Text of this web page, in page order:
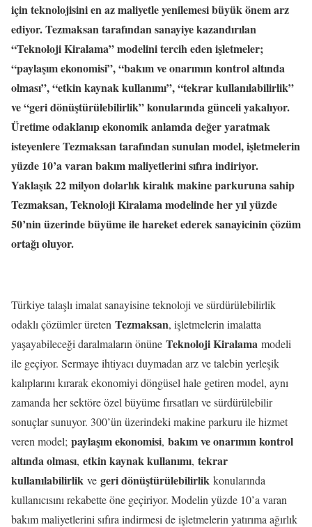
için teknolojisini en az maliyetle yenilemesi büyük önem arz
ediyor. Tezmaksan tarafından sanayiye kazandırılan
“Teknoloji Kiralama” modelini tercih eden işletmeler;
“paylaşım ekonomisi”, “bakım ve onarımın kontrol altında
olması”, “etkin kaynak kullanımı”, “tekrar kullanılabilirlik”
ve “geri dönüştürülebilirlik” konularında günceli yakalıyor.
Üretime odaklanıp ekonomik anlamda değer yaratmak
isteyenlere Tezmaksan tarafından sunulan model, işletmelerin
yüzde 10’a varan bakım maliyetlerini sıfıra indiriyor.
Yaklaşık 22 milyon dolarlık kiralık makine parkuruna sahip
Tezmaksan, Teknoloji Kiralama modelinde her yıl yüzde
50’nin üzerinde büyüme ile hareket ederek sanayicinin çözüm
ortağı oluyor.
Türkiye talaşlı imalat sanayisine teknoloji ve sürdürülebilirlik
odaklı çözümler üreten Tezmaksan, işletmelerin imalatta
yaşayabileceği daralmaların önüne Teknoloji Kiralama modeli
ile geçiyor. Sermaye ihtiyacı duymadan arz ve talebin yerleşik
kalıplarını kırarak ekonomiyi döngüsel hale getiren model, aynı
zamanda her sektöre özel büyüme fırsatları ve sürdürülebilir
sonuçlar sunuyor. 300’ün üzerindeki makine parkuru ile hizmet
veren model; paylaşım ekonomisi, bakım ve onarımın kontrol
altında olması, etkin kaynak kullanımı, tekrar
kullanılabilirlik ve geri dönüştürülebilirlik konularında
kullanıcısını rekabette öne geçiriyor. Modelin yüzde 10’a varan
bakım maliyetlerini sıfıra indirmesi de işletmelerin yatırıma ağırlık